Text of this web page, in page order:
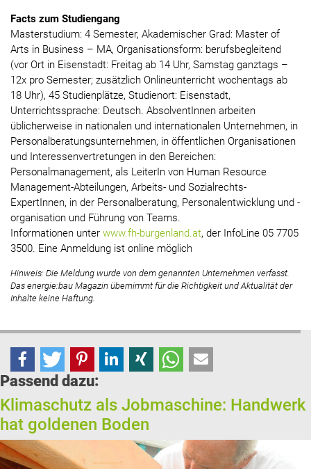
Facts zum Studiengang
Masterstudium: 4 Semester, Akademischer Grad: Master of
Arts in Business – MA, Organisationsform: berufsbegleitend
(vor Ort in Eisenstadt: Freitag ab 14 Uhr, Samstag ganztags –
12x pro Semester; zusätzlich Onlineunterricht wochentags ab
18 Uhr), 45 Studienplätze, Studienort: Eisenstadt,
Unterrichtssprache: Deutsch. AbsolventInnen arbeiten
üblicherweise in nationalen und internationalen Unternehmen, in
Personalberatungsunternehmen, in öffentlichen Organisationen
und Interessenvertretungen in den Bereichen:
Personalmanagement, als LeiterIn von Human Resource
Management-Abteilungen, Arbeits- und Sozialrechts-
ExpertInnen, in der Personalberatung, Personalentwicklung und -
organisation und Führung von Teams.
Informationen unter www.fh-burgenland.at, der InfoLine 05 7705
3500. Eine Anmeldung ist online möglich
Hinweis: Die Meldung wurde von dem genannten Unternehmen verfasst.
Das energie:bau Magazin übernimmt für die Richtigkeit und Aktualität der
Inhalte keine Haftung.
Passend dazu:
Klimaschutz als Jobmaschine: Handwerk
hat goldenen Boden